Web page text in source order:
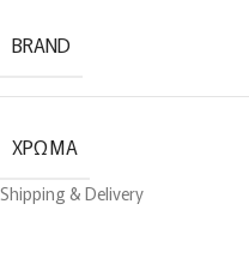
BRAND
ΧΡΏΜΑ
Shipping & Delivery